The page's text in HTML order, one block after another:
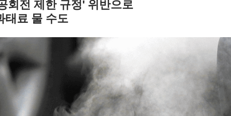
회전 제한 규정' 위반으로
태료 물 수도